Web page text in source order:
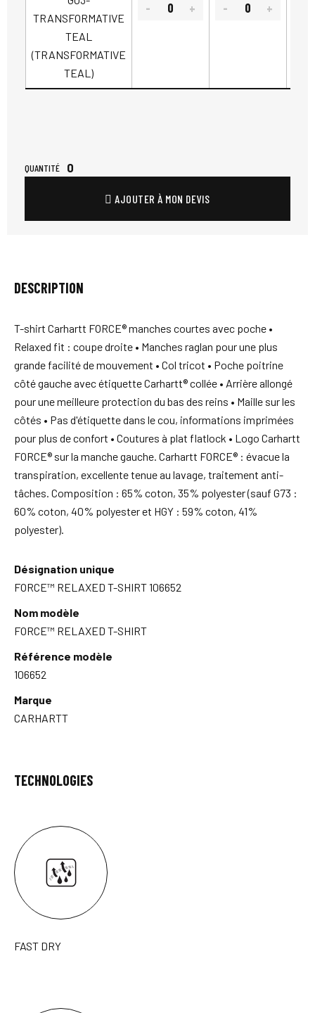
TRANSFORMATIVE
TEAL
(TRANSFORMATIVE
TEAL)
QUANTITÉ 0
AJOUTER À MON DEVIS
DESCRIPTION
T-shirt Carhartt FORCE® manches courtes avec poche •
Relaxed fit : coupe droite • Manches raglan pour une plus
grande facilité de mouvement • Col tricot • Poche poitrine
côté gauche avec étiquette Carhartt® collée • Arrière allongé
pour une meilleure protection du bas des reins • Maille sur les
côtés • Pas d'étiquette dans le cou, informations imprimées
pour plus de confort • Coutures à plat flatlock • Logo Carhartt
FORCE® sur la manche gauche. Carhartt FORCE® : évacue la
transpiration, excellente tenue au lavage, traitement anti-
tâches. Composition : 65% coton, 35% polyester (sauf G73 :
60% coton, 40% polyester et HGY : 59% coton, 41%
polyester).
Désignation unique
FORCE™ RELAXED T-SHIRT 106652
Nom modèle
FORCE™ RELAXED T-SHIRT
Référence modèle
106652
Marque
CARHARTT
TECHNOLOGIES
FAST DRY